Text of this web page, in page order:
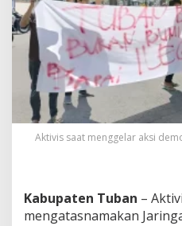
k
a
I
l
e
M
e
u
r
Aktivis saat menggelar aksi
Kabupaten Tuban –
mengatasnamakan